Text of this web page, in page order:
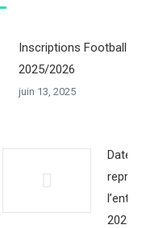
Inscriptions Football
2025/2026
juin 13, 2025
Dates de
reprise de
2024/2025